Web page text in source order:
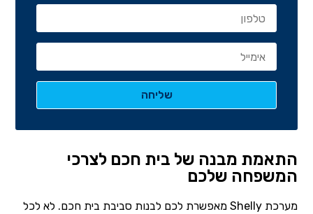
התאמת מבנה של בית חכם לצרכי
המשפחה שלכם
מערכת Shelly מאפשרת לכם לבנות סביבת בית חכם. לא לכל